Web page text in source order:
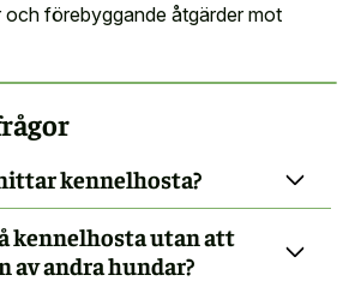
förebyggande åtgärder mot
kennelhosta?
kennelhosta utan att
av andra hundar?